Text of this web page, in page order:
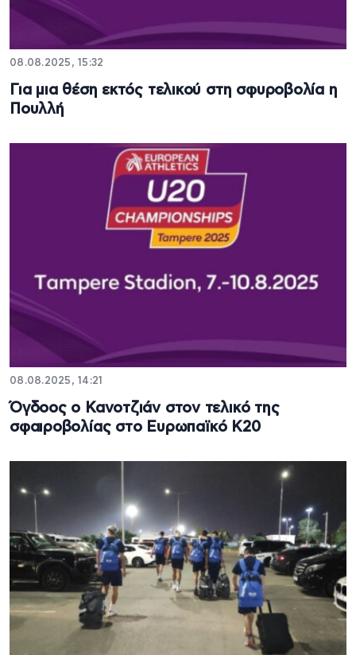
08.08.2025, 15:32
Για μια θέση εκτός τελικού στη σφυροβολία η
Πουλλή
08.08.2025, 14:21
Όγδοος ο Κανοτζιάν στον τελικό της
σφαιροβολίας στο Ευρωπαϊκό Κ20